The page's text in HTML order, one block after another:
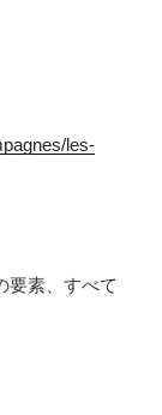
les-
要素、すべて